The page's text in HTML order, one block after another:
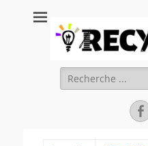
Rechercher :